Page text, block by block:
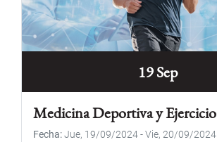
19 Sep
Medicina Deportiva y Ejercicio
Fecha Jue, 19/09/2024-Vie, 20/09/2024